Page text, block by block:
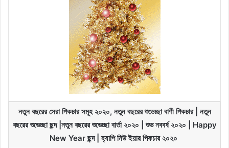
নতুন বছরের সেরা পিকচার সমূহ ২০২০, নতুন বছরের শুভেচ্ছা বাণী পিকচার | নতুন
বছরের শুভেচ্ছা ছন্দ |নতুন বছরের শুভেচ্ছা বার্তা ২০২০ | শুভ নববর্ষ ২০২০ | Happy
New Year ছন্দ | হ্যাপি নিউ ইয়ার পিকচার ২০২০